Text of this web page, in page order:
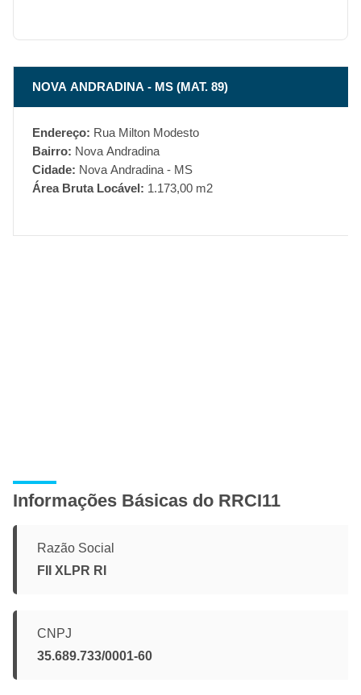
NOVA ANDRADINA - MS (MAT. 89)
Endereço: Rua Milton Modesto
Bairro: Nova Andradina
Cidade: Nova Andradina - MS
Área Bruta Locável: 1.173,00 m2
Informações Básicas do RRCI11
Razão Social
FII XLPR RI
CNPJ
35.689.733/0001-60